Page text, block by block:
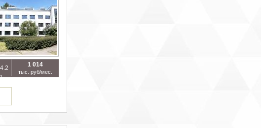
1 014
тыс. руб/мес.